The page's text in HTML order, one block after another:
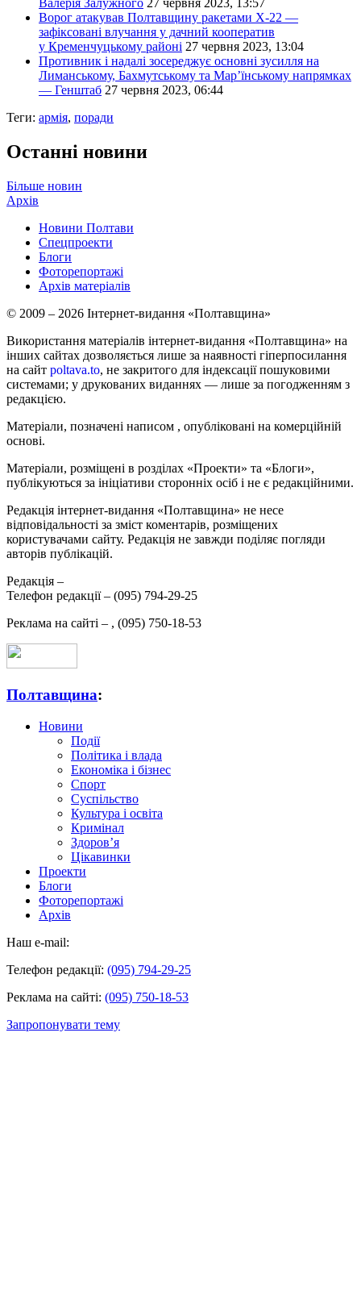
Ворог атакував Полтавщину ракетами Х-22 —
зафіксовані влучання у дачний кооператив
у Кременчуцькому районі 27 червня 2023, 13:04
Противник і надалі зосереджує основні зусилля на
Лиманському, Бахмутському та Мар’їнському напрямках
— Генштаб 27 червня 2023, 06:44
Теги: армія, поради
Останні новини
Більше новин
Архів
Новини Полтави
Спецпроекти
Блоги
Фоторепортажі
Архів матеріалів
© 2009 – 2026 Інтернет-видання «Полтавщина»
Використання матеріалів інтернет-видання «Полтавщина» на
інших сайтах дозволяється лише за наявності гіперпосилання
на сайт poltava.to, не закритого для індексації пошуковими
системами; у друкованих виданнях — лише за погодженням з
редакцією.
Матеріали, позначені написом , опубліковані на комерційній
основі.
Матеріали, розміщені в розділах «Проекти» та «Блоги»,
публікуються за ініціативи сторонніх осіб і не є редакційними.
Редакція інтернет-видання «Полтавщина» не несе
відповідальності за зміст коментарів, розміщених
користувачами сайту. Редакція не завжди поділяє погляди
авторів публікацій.
Редакція –
Телефон редакції – (095) 794-29-25
Реклама на сайті – , (095) 750-18-53
Полтавщина:
Новини
Події
Політика і влада
Економіка і бізнес
Спорт
Суспільство
Культура і освіта
Кримінал
Здоров’я
Цікавинки
Проекти
Блоги
Фоторепортажі
Архів
Наш e-mail:
Телефон редакції: (095) 794-29-25
Реклама на сайті: (095) 750-18-53
Запропонувати тему